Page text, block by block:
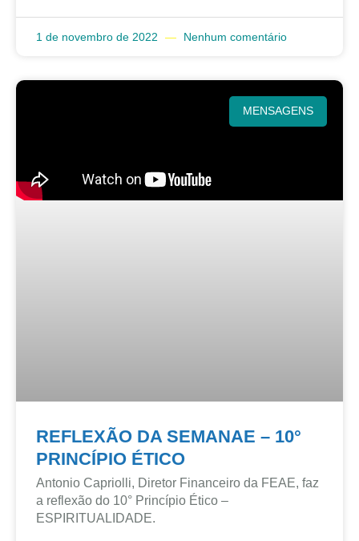
1 de novembro de 2022 Nenhum comentário
MENSAGENS
REFLEXÃO DA SEMANAE – 10°
PRINCÍPIO ÉTICO
Antonio Capriolli, Diretor Financeiro da FEAE, faz
a reflexão do 10° Princípio Ético –
ESPIRITUALIDADE.